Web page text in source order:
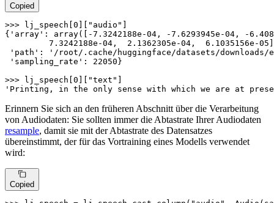
Copied
>>> lj_speech[ 0 "audio"
{ 'array' : array([-7.3242188e-04 , -7.6293945e-04 , -
7.3242188e-04 , 2.1362305e-04 , 6.1035156e-05
'path' :
'/root/.cache/huggingface/datasets/downloads/
'sampling_rate' : 22050 }
>>>
lj_speech[ 0 "text"
'Printing, in the only sense with which we are at
Erinnern Sie sich an den früheren Abschnitt über die Verarbeitung
von Audiodaten: Sie sollten immer die Abtastrate Ihrer Audiodaten
resample, damit sie mit der Abtastrate des Datensatzes
übereinstimmt, der für das Vortraining eines Modells verwendet
wird:
Copied